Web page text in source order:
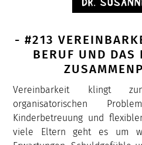
- #213
BERUF UND DAS
Vereinbarkeit klingt
organisatorischen
Kinderbetreuung und
viele Eltern geht es um